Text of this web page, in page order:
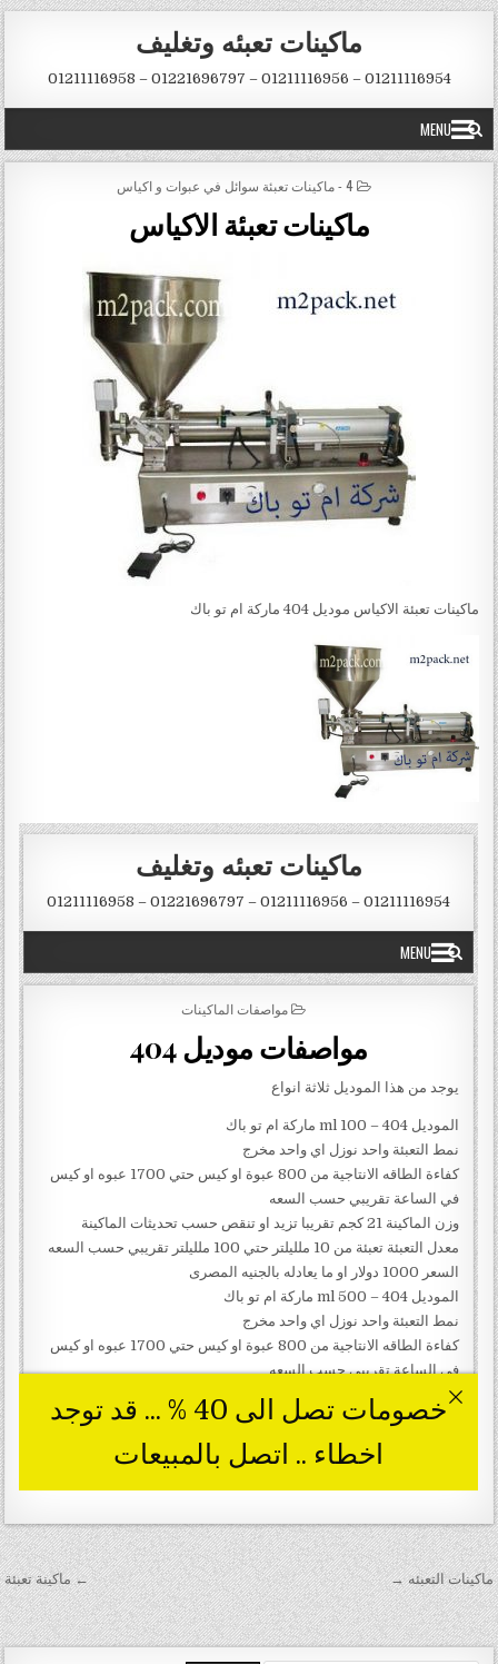
Skip to content
ماكينات تعبئه وتغليف
01211116954 – 01211116956 – 01221696797 – 01211116958
MENU
POSTED IN
4 - ماكينات تعبئة سوائل في عبوات و اكياس
ماكينات تعبئة الاكياس
ماكينات تعبئة الاكياس موديل 404 ماركة ام تو باك
تصفّح المقالات ← ماكينة تعبئة‏ ماكينات التعبئه →